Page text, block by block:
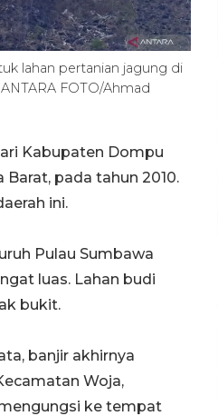
lahan pertanian jagung di
FOTO/Ahmad
Kabupaten Dompu
pada tahun 2010.
ini.
Pulau Sumbawa
luas. Lahan budi
bukit.
banjir akhirnya
Woja,
ke tempat